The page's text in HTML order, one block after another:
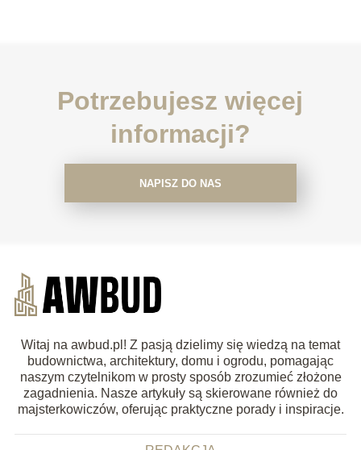
Potrzebujesz więcej
informacji?
NAPISZ DO NAS
Witaj na awbud.pl! Z pasją dzielimy się wiedzą na temat
budownictwa, architektury, domu i ogrodu, pomagając
naszym czytelnikom w prosty sposób zrozumieć złożone
zagadnienia. Nasze artykuły są skierowane również do
majsterkowiczów, oferując praktyczne porady i inspiracje.